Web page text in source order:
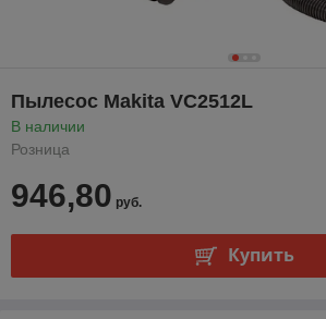
Пылесос Makita VC2512L
В наличии
Розница
946,80 руб.
Купить